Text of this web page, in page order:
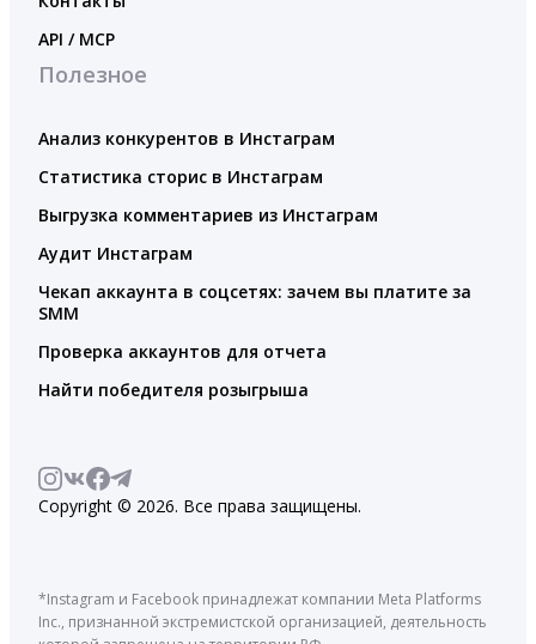
API / MCP
Полезное
Анализ конкурентов в Инстаграм
Статистика сторис в Инстаграм
Выгрузка комментариев из Инстаграм
Аудит Инстаграм
Чекап аккаунта в соцсетях: зачем вы платите за
SMM
Проверка аккаунтов для отчета
Найти победителя розыгрыша
Copyright © 2026. Все права защищены.
*Instagram и Facebook принадлежат компании Meta Platforms
Inc., признанной экстремистской организацией, деятельность